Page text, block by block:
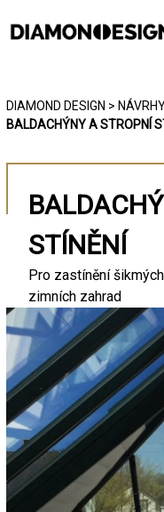
REFERENCE
FOTOGALERIE
JAK PRACUJEME
KONTAKT
NAJÍT SHOWROOM
DIAMOND DESIGN >
BALDACHÝNY A STROPNÍ
STÍNĚNÍ
Pro zastínění
zimních zahrad